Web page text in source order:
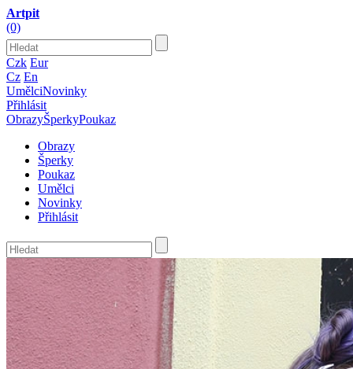
Artpit
(0)
Czk Eur
Cz En
UmělciNovinky
Přihlásit
ObrazyŠperkyPoukaz
Obrazy
Šperky
Poukaz
Umělci
Novinky
Přihlásit